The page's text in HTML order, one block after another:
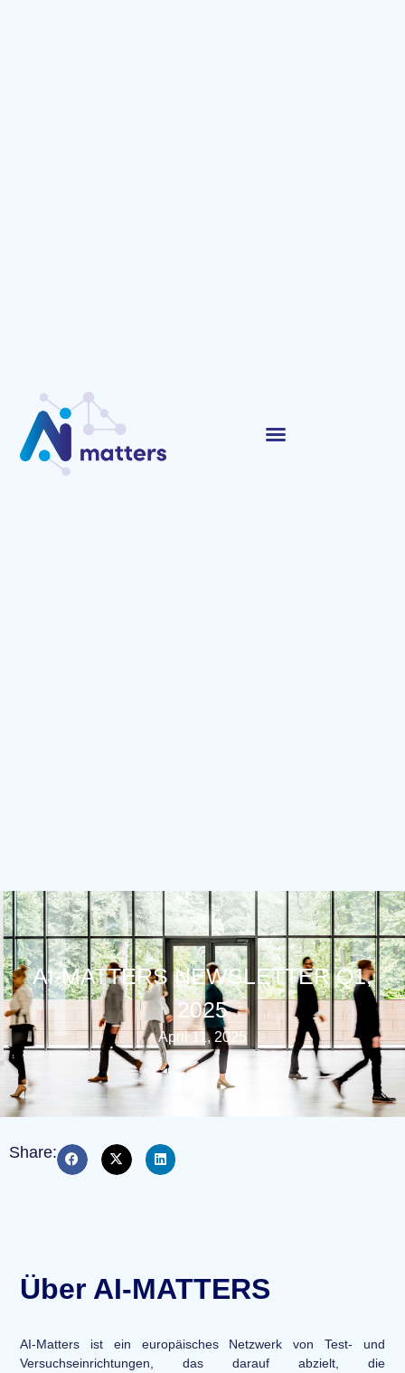
AI-MATTERS NEWSLETTER Q1,
2025
April 11, 2025
Share:
Über AI-MATTERS
AI-Matters ist ein europäisches Netzwerk von Test- und
Versuchseinrichtungen, das darauf abzielt, die